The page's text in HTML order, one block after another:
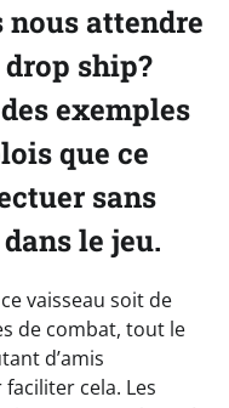
attendre
ship?
exemples
que ce
sans
le jeu.
vaisseau soit de
de combat, tout le
d’amis
cela. Les